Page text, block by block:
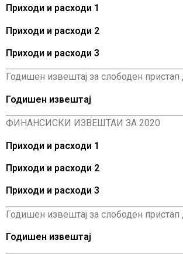
Приходи и расходи 1
Приходи и расходи 2
Приходи и расходи 3
Годишен извештај за слободен
Годишен извештај
ФИНАНСИСКИ ИЗВЕШТАИ ЗА 2020
Приходи и расходи 1
Приходи и расходи 2
Приходи и расходи 3
Годишен извештај за слободен
Годишен извештај